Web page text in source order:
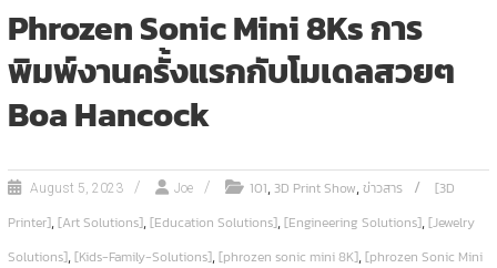
Phrozen Sonic Mini 8Ks การ
พิมพ์งานครั้งแรกกับโมเดลสวยๆ
Boa Hancock
August 5, 2023 Joe 101,3D Print Show,ข่าวสาร
[3D
Printer],[Art Solutions],[Education Solutions],[Engineering Solutions],[Jewelry
Solutions],[Kids-Family-Solutions],[phrozen sonic mini 8K],[phrozen Sonic Mini